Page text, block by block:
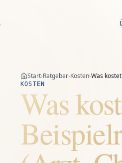
Start›Ratgeber›Kosten›Was
KOSTEN
Was